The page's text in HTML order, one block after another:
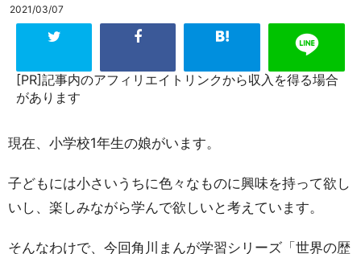
2021/03/07
[PR]記事内のアフィリエイトリンクから収入を得る場合
があります
現在、小学校1年生の娘がいます。
子どもには小さいうちに色々なものに興味を持って欲し
いし、楽しみながら学んで欲しいと考えています。
そんなわけで、今回角川まんが学習シリーズ「世界の歴